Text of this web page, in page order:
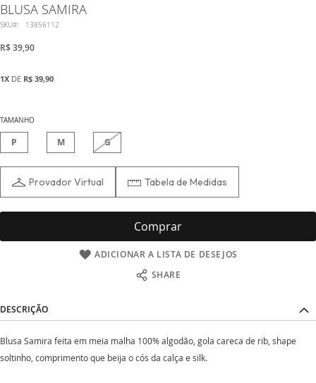
BLUSA SAMIRA
SKU 13856112
R$ 39,90
1X DE R$ 39,90
TAMANHO
P M G
Provador Virtual Tabela de Medidas
Comprar
ADICIONAR A LISTA DE DESEJOS
SHARE
DESCRIÇÃO
Blusa Samira feita em meia malha 100% algodão, gola careca de rib, shape
soltinho, comprimento que beija o cós da calça e silk.
o
início
Galeria
imagens